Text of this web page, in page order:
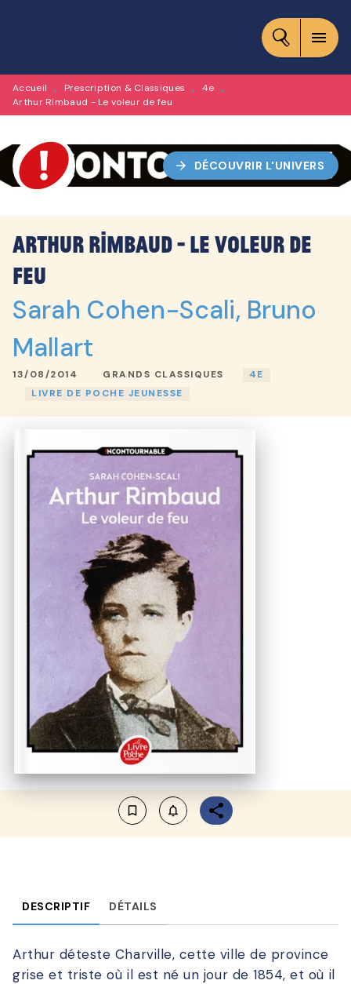
CONTENU
menu
Accueil • Prescription & Classiques • 4e •
Arthur Rimbaud - Le voleur de feu
arrow_forward DÉCOUVRIR L'UNIVERS
Arthur Rimbaud - Le voleur de
feu
Sarah Cohen-Scali, Bruno
Mallart
13/08/2014 GRANDS CLASSIQUES
4E
LIVRE DE POCHE JEUNESSE
bookmark_border notifications_none_outlined
DESCRIPTIF DÉTAILS
Arthur déteste Charville, cette ville de province
grise et triste où il est né un jour de 1854, et où il